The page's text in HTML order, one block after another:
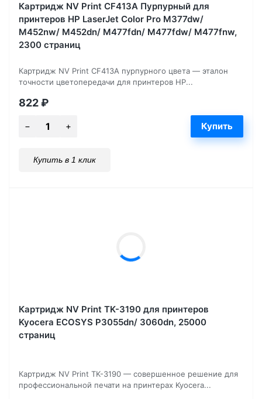
Картридж NV Print CF413A Пурпурный для
принтеров HP LaserJet Color Pro M377dw/
M452nw/ M452dn/ M477fdn/ M477fdw/ M477fnw,
2300 страниц
Картридж NV Print CF413A пурпурного цвета — эталон
точности цветопередачи для принтеров HP...
822₽
Купить в 1 клик
Картридж NV Print TK-3190 для принтеров
Kyocera ECOSYS P3055dn/ 3060dn, 25000
страниц
Картридж NV Print TK-3190 — совершенное решение для
профессиональной печати на принтерах Kyocera...